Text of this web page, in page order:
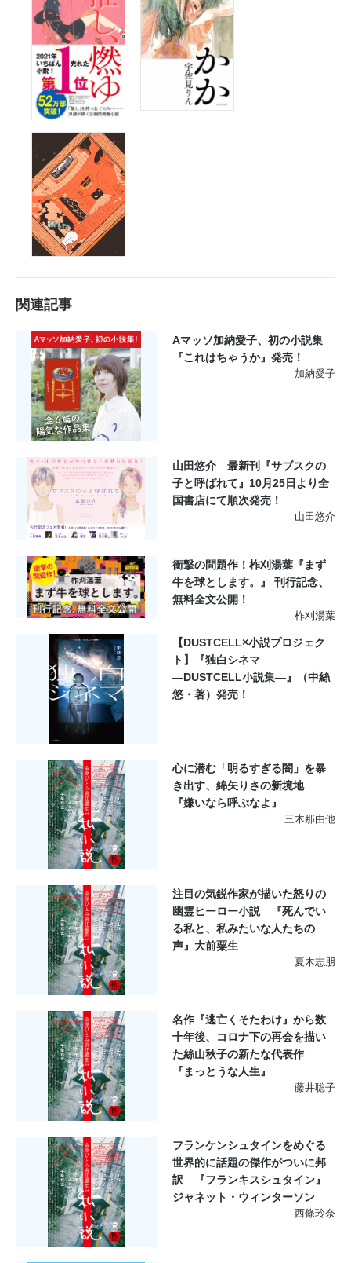
関連記事
Aマッソ加納愛子、初の小説集
『これはちゃうか』発売！
加納愛子
山田悠介 最新刊『サブスクの
子と呼ばれて』10月25日より全
国書店にて順次発売！
山田悠介
衝撃の問題作！柞刈湯葉『まず
牛を球とします。』 刊行記念、
無料全文公開！
柞刈湯葉
【DUSTCELL×小説プロジェク
ト】『独白シネマ
―DUSTCELL小説集―』（中絲
悠・著）発売！
心に潜む「明るすぎる闇」を暴
き出す、綿矢りさの新境地
『嫌いなら呼ぶなよ』
三木那由他
注目の気鋭作家が描いた怒りの
幽霊ヒーロー小説 『死んでい
る私と、私みたいな人たちの
声』大前粟生
夏木志朋
名作『逃亡くそたわけ』から数
十年後、コロナ下の再会を描い
た絲山秋子の新たな代表作
『まっとうな人生』
藤井聡子
フランケンシュタインをめぐる
世界的に話題の傑作がついに邦
訳 『フランキスシュタイン』
ジャネット・ウィンターソン
西條玲奈